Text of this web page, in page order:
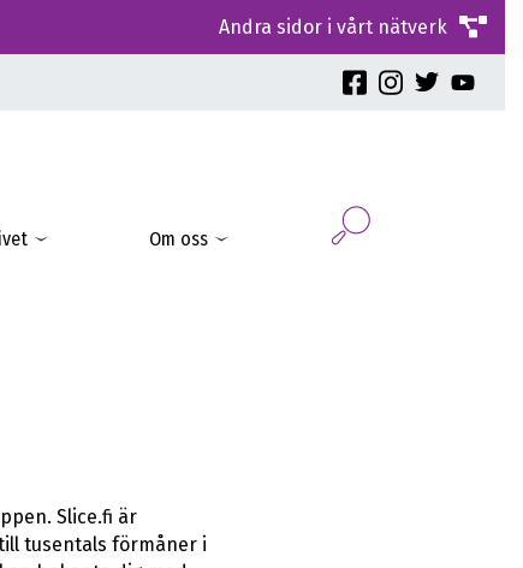
Andra sidor i vårt nätverk
Om oss
Slice.fi är
tusentals förmåner i